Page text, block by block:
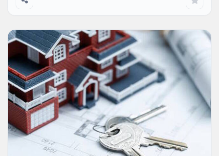
APARTAMENTO EN ARRIENDO Y VENTA BARRIO LA
CASTELLANA |9515 (Chile)
VENDA
Água Verde